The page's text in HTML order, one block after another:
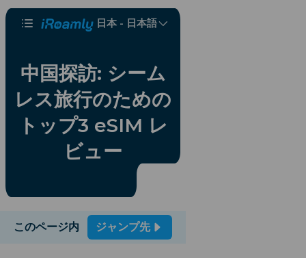
日本 - 日本語
中国探訪: シーム
レス旅行のための
トップ3 eSIM レ
ビュー
このページ内 ジャンプ先